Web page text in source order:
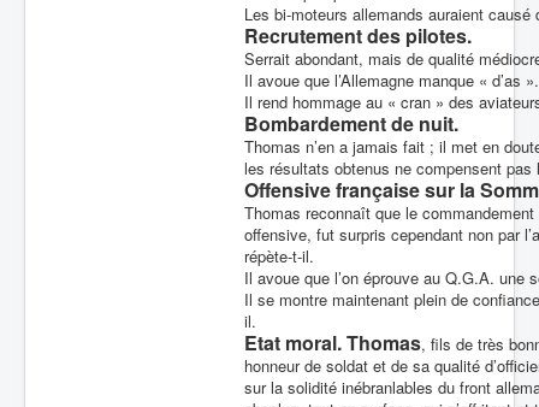
Les bi-moteurs allemands auraient
Recrutement des pilotes.
Serrait abondant, mais de qualité
Il avoue que l’Allemagne manque « d’as ».
Il rend hommage au « cran » des
Bombardement de nuit.
Thomas n’en a jamais fait ; il met en
les résultats obtenus ne compensent
Offensive française sur la
Thomas reconnaît que le
offensive, fut surpris cependant non par
répète-t-il.
Il avoue que l’on éprouve au Q.G.A. une
Il se montre maintenant plein de
il.
Etat moral. Thomas, fils de très
honneur de soldat et de sa qualité
sur la solidité inébranlables du front